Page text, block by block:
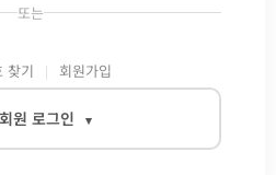
또는
찾기 회원가입
원 로그인 ▾